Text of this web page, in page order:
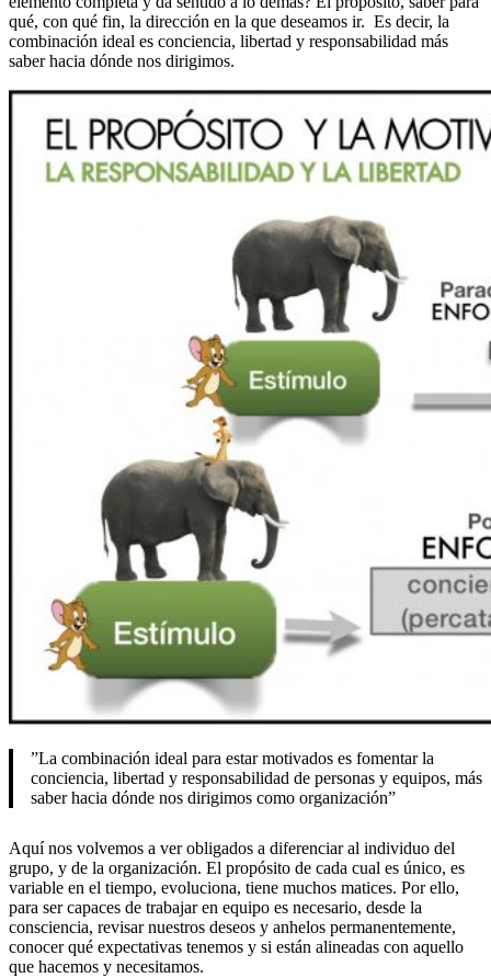
qué, con qué fin, la dirección en la que deseamos ir. Es decir, la
combinación ideal es conciencia, libertad y responsabilidad más
saber hacia dónde nos dirigimos.
”La combinación ideal para estar motivados es fomentar la
conciencia, libertad y responsabilidad de personas y equipos, más
saber hacia dónde nos dirigimos como organización”
Aquí nos volvemos a ver obligados a diferenciar al individuo del
grupo, y de la organización. El propósito de cada cual es único, es
variable en el tiempo, evoluciona, tiene muchos matices. Por ello,
para ser capaces de trabajar en equipo es necesario, desde la
consciencia, revisar nuestros deseos y anhelos permanentemente,
conocer qué expectativas tenemos y si están alineadas con aquello
que hacemos y necesitamos.